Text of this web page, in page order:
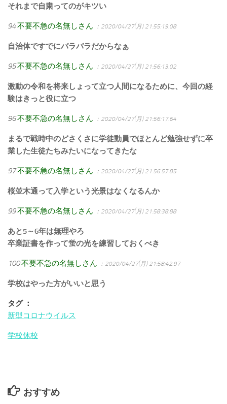
それまで自粛ってのがキツい
94不要不急の名無しさん ：2020/04/27(月) 21:55:19.08
自治体ですでにバラバラだからなぁ
95不要不急の名無しさん ：2020/04/27(月) 21:56:13.02
激動の令和を将来しょって立つ人間になるために、今回の経
験はきっと役に立つ
96不要不急の名無しさん ：2020/04/27(月) 21:56:17.64
まるで戦時中のどさくさに学徒動員でほとんど勉強せずに卒
業した生徒たちみたいになってきたな
97不要不急の名無しさん ：2020/04/27(月) 21:56:57.85
桜並木通って入学という光景はなくなるんか
99不要不急の名無しさん ：2020/04/27(月) 21:58:38.88
あと5～6年は無理やろ
卒業証書を作って蛍の光を練習しておくべき
100不要不急の名無しさん ：2020/04/27(月) 21:58:42.97
学校はやった方がいいと思う
タグ ：
新型コロナウイルス
学校休校
おすすめ